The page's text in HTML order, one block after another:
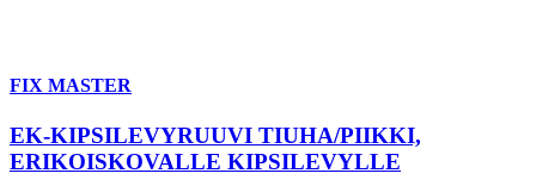
FIX MASTER
EK-KIPSILEVYRUUVI TIUHA/PIIKKI,
ERIKOISKOVALLE KIPSILEVYLLE